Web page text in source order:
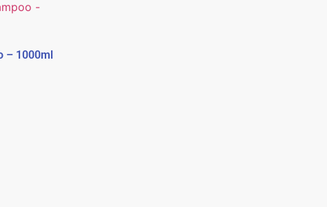
– 1000ml